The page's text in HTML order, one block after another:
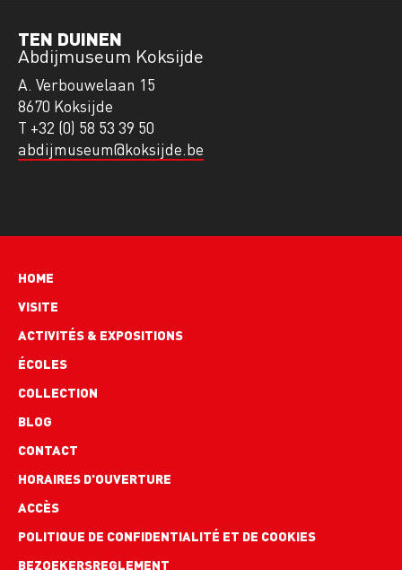
TEN DUINEN
Abdijmuseum Koksijde
A. Verbouwelaan 15
8670 Koksijde
T +32 (0) 58 53 39 50
abdijmuseum@koksijde.be
Hoofdnavigatie
HOME
VISITE
ACTIVITÉS & EXPOSITIONS
ÉCOLES
COLLECTION
BLOG
Footer
links
CONTACT
HORAIRES D'OUVERTURE
ACCÈS
POLITIQUE DE CONFIDENTIALITÉ ET DE COOKIES
BEZOEKERSREGLEMENT